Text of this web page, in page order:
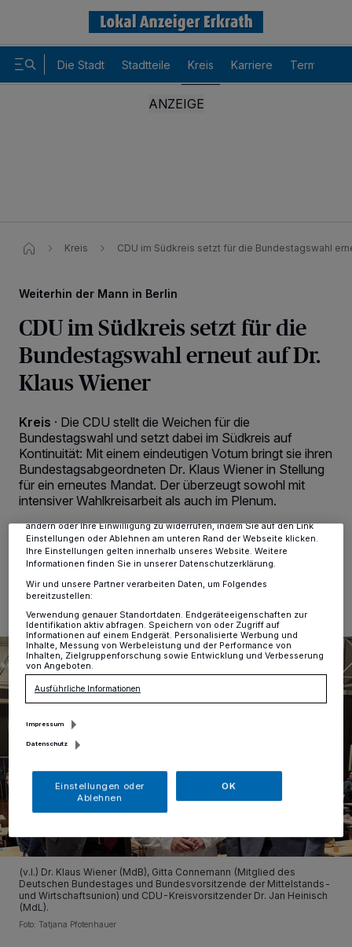
Die Stadt Stadtteile Kreis Karriere Termine
Kreis CDU im Südkreis setzt für die Bundestagswahl
Weiterhin der Mann in Berlin
CDU im Südkreis setzt für die
Bundestagswahl erneut auf Dr.
Klaus Wiener
Kreis · Die CDU stellt die Weichen für die
Bundestagswahl und setzt dabei im Südkreis auf
Kontinuität: Mit einem eindeutigen Votum bringt sie ihren
Bundestagsabgeordneten Dr. Klaus Wiener in Stellung
für ein erneutes Mandat. Der überzeugt sowohl mit
intensiver Wahlkreisarbeit als auch im Plenum.
02.11.2024 , 13:28 Uhr 2 Minuten Lesezeit
(v.l.) Dr. Klaus Wiener (MdB), Gitta Connemann (Mitglied des
Deutschen Bundestages und Bundesvorsitzende der Mittelstands-
und Wirtschaftsunion) und CDU-Kreisvorsitzender Dr. Jan Heinisch
(MdL).
Foto: Tatjana Pfotenhauer
Wir und unsere218 -Partner speichern und greifen auf
personenbezogene Daten wie Browserdaten oder eindeutige
Kennungen auf Ihrem Gerät zu. Durch Auswahl von OK aktivieren Sie
Tracking-Technologien für die unter „Wir und unsere Partner
verarbeiten Daten, um Ihnen Dienste bereitzustellen“ aufgeführten
Zwecke. Wenn Tracker deaktiviert sind, sind manche Inhalte und
Anzeigen möglicherweise nicht mehr so relevant für Sie. Sie können
ändern oder Ihre Einwilligung zu widerrufen, indem Sie auf den Link
Einstellungen oder Ablehnen am unteren Rand der Webseite klicken.
Ihre Einstellungen gelten innerhalb unseres Website. Weitere
Informationen finden Sie in unserer Datenschutzerklärung.
Wir und unsere Partner verarbeiten Daten, um Folgendes
bereitzustellen:
Verwendung genauer Standortdaten. Endgeräteeigenschaften zur
Identifikation aktiv abfragen. Speichern von oder Zugriff auf
Informationen auf einem Endgerät. Personalisierte Werbung und
Inhalte, Messung von Werbeleistung und der Performance von
Inhalten, Zielgruppenforschung sowie Entwicklung und Verbesserung
von Angeboten.
Ausführliche Informationen
Impressum
Datenschutz
Einstellungen oder
Ablehnen
OK